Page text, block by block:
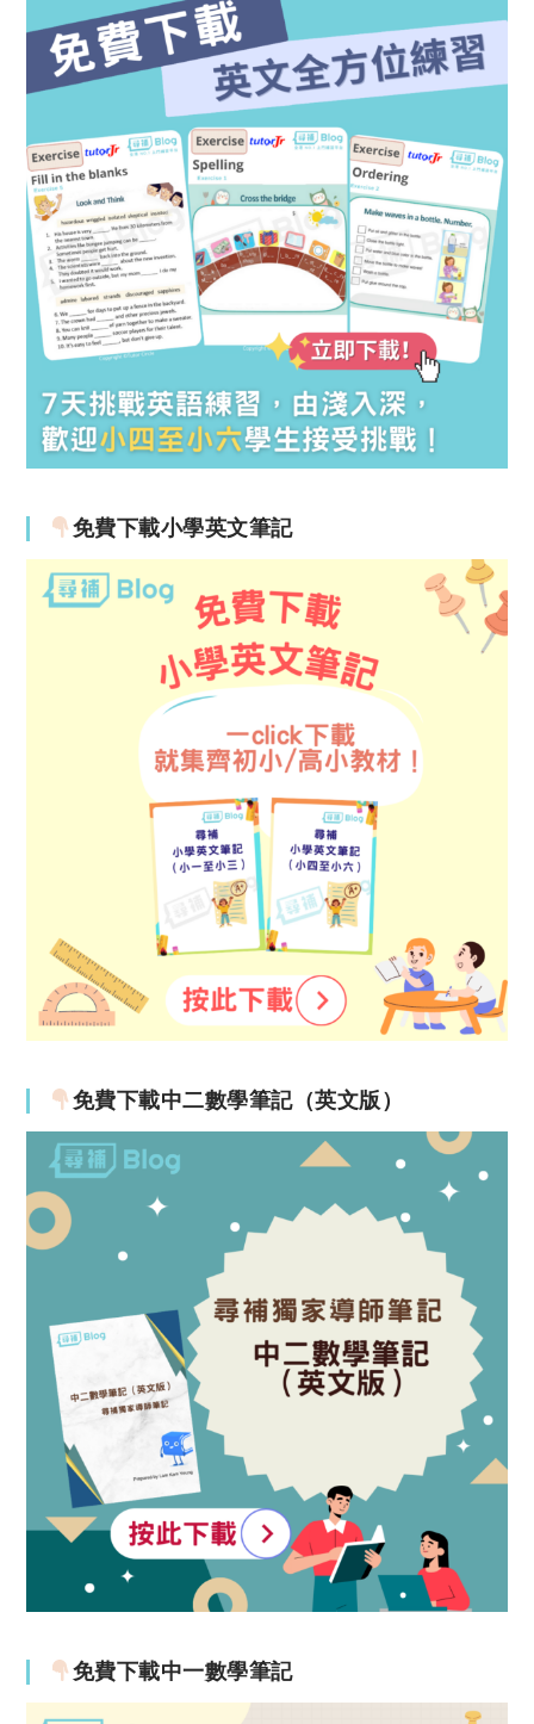
免費下載小學英文筆記
免費下載中二數學筆記（英文版）
免費下載中一數學筆記